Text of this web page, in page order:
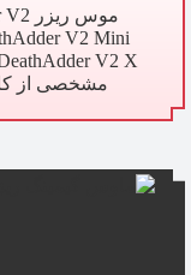
مشخصی از